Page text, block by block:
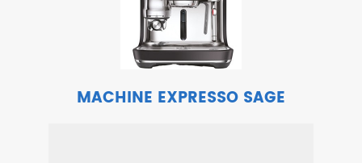
MACHINE EXPRESSO SAGE